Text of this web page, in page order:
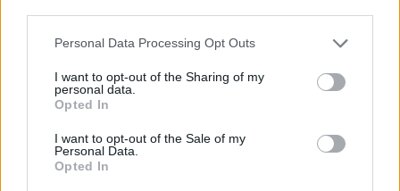
Please note that this website/app uses one or more Google
not limited to your visit or usage behaviour. You may click to
grant or deny consent to Google and its third-party tags to
use your data for below specified purposes in below Google
consent section.
Personal Data Processing Opt Outs
I want to opt-out of the Sharing of my
personal data.
Opted In
I want to opt-out of the Sale of my
Personal Data.
Opted In